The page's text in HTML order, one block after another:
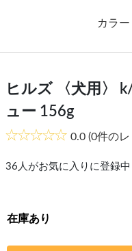
カラ
ヒルズ 〈犬用〉
ュー 156g
0.0 (0件の
36 人がお気に入りに登録中
在庫あり